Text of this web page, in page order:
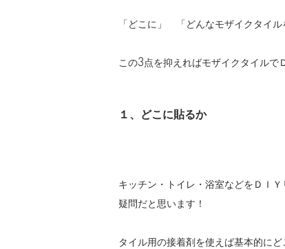
「どこに」 「どんなモザイクタイ
この3点を抑えればモザイクタイルで
１、どこに貼るか
キッチン・トイレ・浴室などをＤＩ
疑問だと思います！
タイル用の接着剤を使えば基本的にど